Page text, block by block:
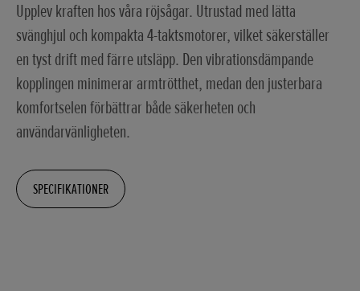
Upplev kraften hos våra röjsågar. Utrustad med lätta
svänghjul och kompakta 4-taktsmotorer, vilket säkerställer
en tyst drift med färre utsläpp. Den vibrationsdämpande
kopplingen minimerar armtrötthet, medan den justerbara
komfortselen förbättrar både säkerheten och
användarvänligheten.
SPECIFIKATIONER